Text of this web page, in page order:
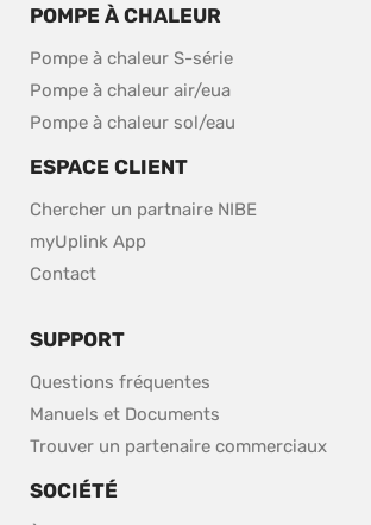
POMPE À CHALEUR
Pompe à chaleur S-série
Pompe à chaleur air/eua
Pompe à chaleur sol/eau
ESPACE CLIENT
Chercher un partnaire NIBE
myUplink App
Contact
SUPPORT
Questions fréquentes
Manuels et Documents
Trouver un partenaire commerciaux
SOCIÉTÉ